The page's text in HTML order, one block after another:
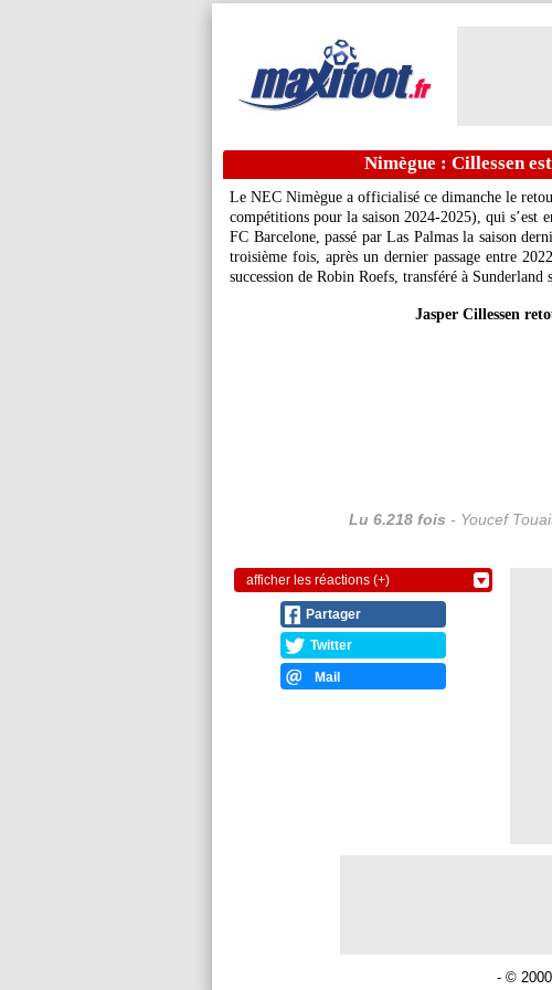
Nimègue : Cillessen
Le NEC Nimègue a officialisé ce dimanche le
compétitions pour la saison 2024-2025), qui s’est
FC Barcelone, passé par Las Palmas la saison
troisième fois, après un dernier passage entre
succession de Robin Roefs, transféré à Sunderland
Jasper Cillessen
Lu 6.218 fois - Youcef
afficher les réactions (+)
Partager
Twitter
Mail
- ©